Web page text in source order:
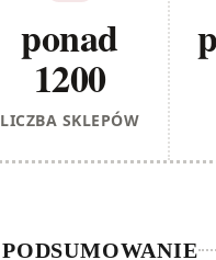
ponad
1200
LICZBA SKLEPÓW
PODSUMOWANIE